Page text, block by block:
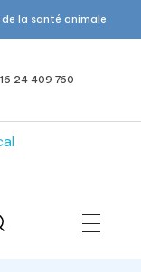
la santé animale
24 409 760